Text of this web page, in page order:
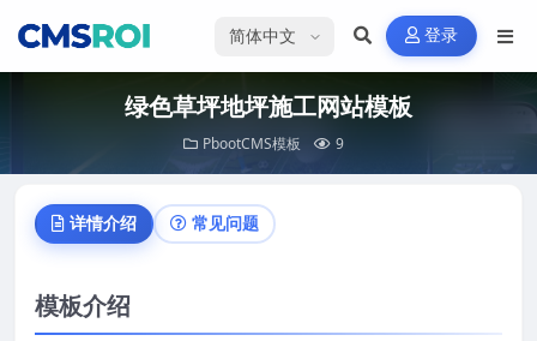
选择语言 登录
绿色草坪地坪施工网站模板
PbootCMS模板 9
详情介绍 常见问题
模板介绍